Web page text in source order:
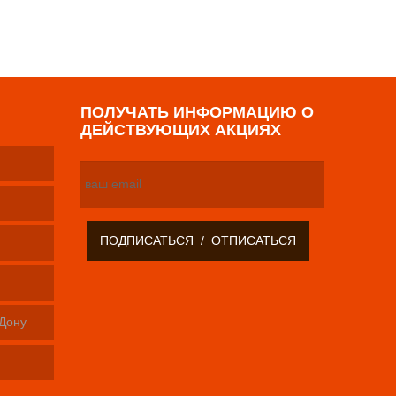
ПОЛУЧАТЬ ИНФОРМАЦИЮ О
ДЕЙСТВУЮЩИХ АКЦИЯХ